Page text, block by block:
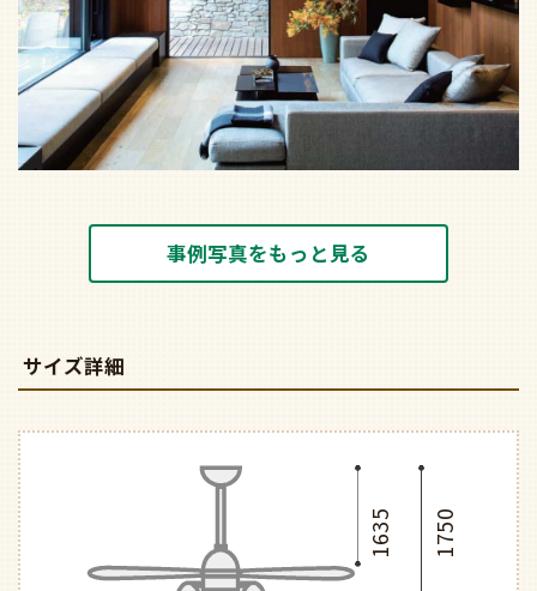
事例写真をもっと見る
サイズ詳細
1750
1635